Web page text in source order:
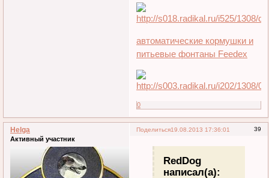
автоматические кормушки и
питьевые фонтаны Feedex
0
Поделиться 39
19.08.2013 17:36:01
Helga
Активный участник
RedDog
написал(а):